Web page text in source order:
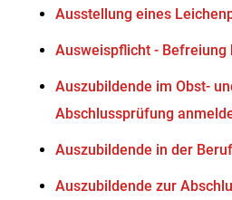
Ausstellung eines
Ausweispflicht - Befreiung
Auszubildende im Obst-
Abschlussprüfung
Auszubildende in der
Auszubildende zur